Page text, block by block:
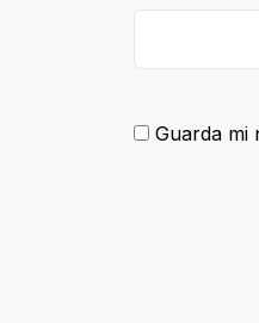
Guarda mi